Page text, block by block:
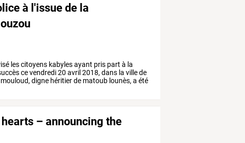
à l'issue de la
lescitoyens kabylesayant pris part à la
cevendredi20 avril 2018, dans la villede
mouloud, digne héritierde matoub lounès, a été
– announcing the